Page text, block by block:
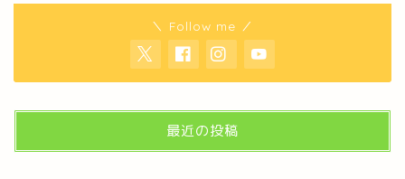
＼ Follow me ／
最近の投稿